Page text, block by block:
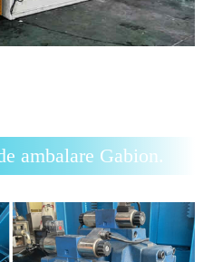
ambalare Gabion.